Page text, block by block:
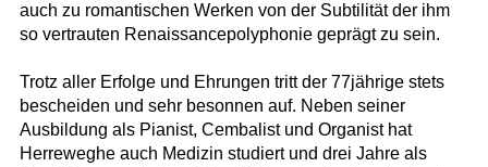
auch zu romantischen Werken von der Subtilität der ihm
so vertrauten Renaissancepolyphonie geprägt zu sein.
Trotz aller Erfolge und Ehrungen tritt der 77jährige stets
bescheiden und sehr besonnen auf. Neben seiner
Ausbildung als Pianist, Cembalist und Organist hat
Herreweghe auch Medizin studiert und drei Jahre als